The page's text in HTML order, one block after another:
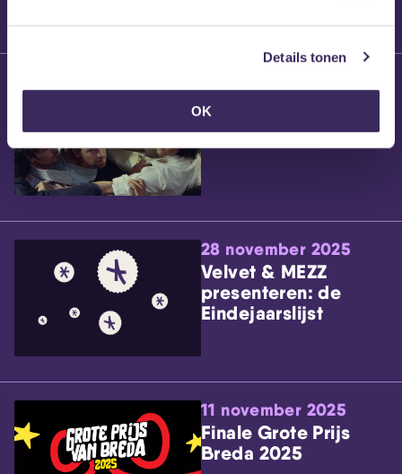
Details tonen
OKWillem’s Blog: Ão
28 november 2025
Velvet & MEZZ
presenteren: de
Eindejaarslijst
11 november 2025
Finale Grote Prijs
Breda 2025